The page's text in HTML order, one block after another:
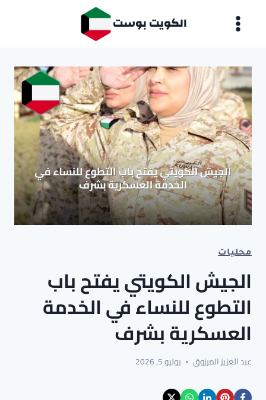
الكويت بوست
محليات
الجيش الكويتي يفتح باب
التطوع للنساء في الخدمة
العسكرية بشرف
عبد العزيز المرزوق يوليو 5, 2026